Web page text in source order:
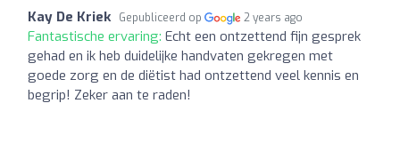
Kay De Kriek Gepubliceerd op 2 years ago
Fantastische ervaring: Echt een ontzettend fijn gesprek
gehad en ik heb duidelijke handvaten gekregen met
goede zorg en de diëtist had ontzettend veel kennis en
begrip! Zeker aan te raden!